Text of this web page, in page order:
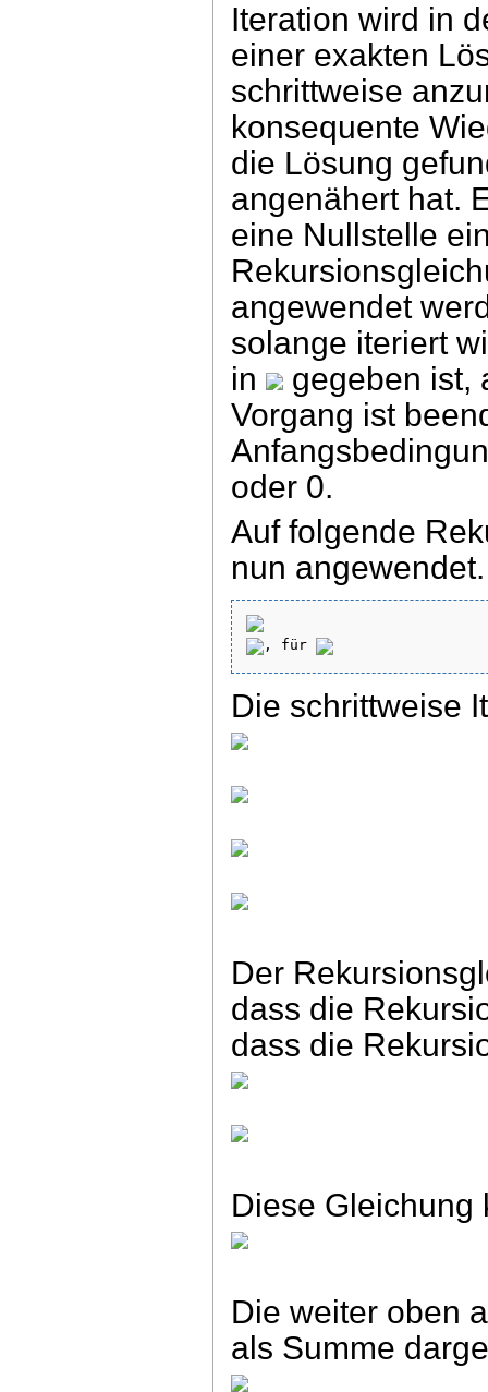
Iteration wird in
einer exakten
schrittweise
konsequente
die Lösung
angenähert hat.
eine Nullstelle
angewendet
solange iteriert
in
gegeben ist,
Vorgang ist
oder 0.
Auf folgende
nun angewendet.
, für
Die schrittweise
Der
dass die
dass die
Diese
Die weiter oben
als Summe